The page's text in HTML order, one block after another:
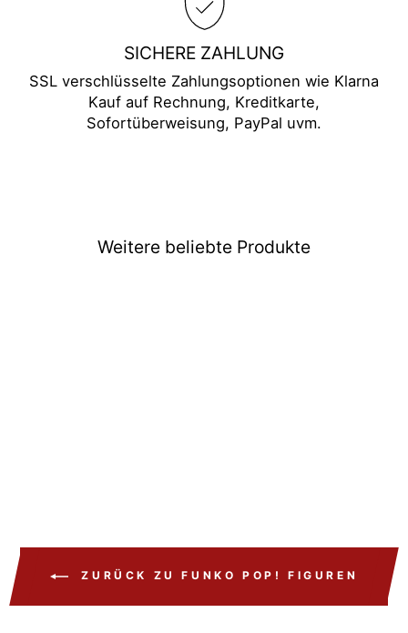
SICHERE ZAHLUNG
SSL verschlüsselte Zahlungsoptionen wie Klarna
Kauf auf Rechnung, Kreditkarte,
Sofortüberweisung, PayPal uvm.
Weitere beliebte Produkte
ZURÜCK ZU FUNKO POP! FIGUREN